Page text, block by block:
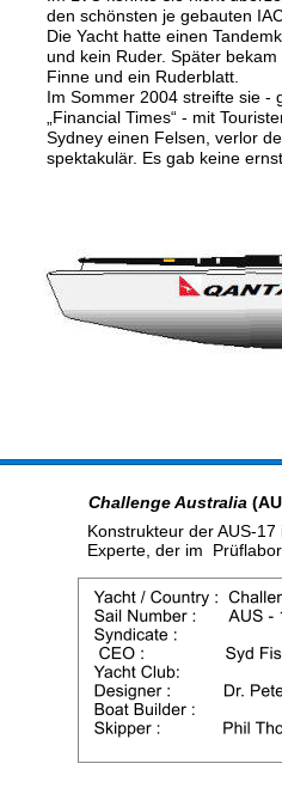
den schönsten je gebauten
Die Yacht hatte einen
und kein Ruder. Später
Finne und ein Ruderblatt.
Im Sommer 2004 streifte sie -
„Financial Times“ - mit
Sydney einen Felsen, verlor
spektakulär. Es gab keine
Challenge Australia
Konstrukteur der AUS-
Experte, der im